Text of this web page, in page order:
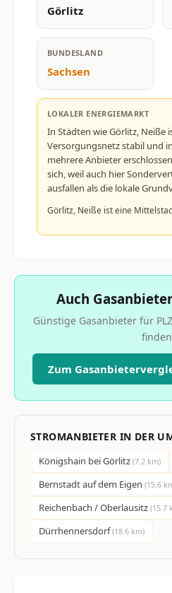
Görlitz
BUNDESLAND
Sachsen
LOKALER ENERGIEMARKT
In Städten wie Görlitz, Neiße
Versorgungsnetz stabil und
mehrere Anbieter
sich, weil auch hier
ausfallen als die lokale
Görlitz, Neiße ist eine
Auch
Günstige Gasanbieter für
Zum
STROMANBIETER IN DER
Königshain bei Görlitz (7.2 km)
Bernstadt auf dem Eigen (15.6
Reichenbach / Oberlausitz (15.7
Dürrhennersdorf(18.6 km)